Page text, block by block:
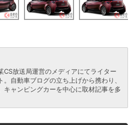
CS放送局運営のメディアにてライター
自動車ブログの立ち上げから携わり、
キャンピングカーを中心に取材記事を多